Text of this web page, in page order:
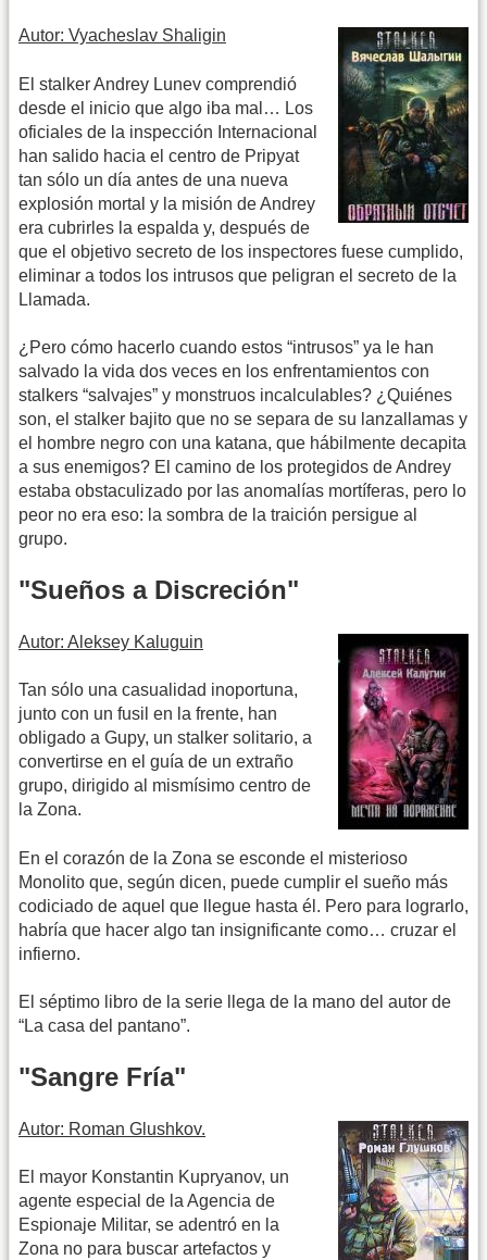
Autor: Vyacheslav Shaligin
El stalker Andrey Lunev comprendió
desde el inicio que algo iba mal… Los
oficiales de la inspección Internacional
han salido hacia el centro de Pripyat
tan sólo un día antes de una nueva
explosión mortal y la misión de Andrey
era cubrirles la espalda y, después de
que el objetivo secreto de los inspectores fuese cumplido,
eliminar a todos los intrusos que peligran el secreto de la
Llamada.
¿Pero cómo hacerlo cuando estos “intrusos” ya le han
salvado la vida dos veces en los enfrentamientos con
stalkers “salvajes” y monstruos incalculables? ¿Quiénes
son, el stalker bajito que no se separa de su lanzallamas y
el hombre negro con una katana, que hábilmente decapita
a sus enemigos? El camino de los protegidos de Andrey
estaba obstaculizado por las anomalías mortíferas, pero lo
peor no era eso: la sombra de la traición persigue al
grupo.
"Sueños a Discreción"
Autor: Aleksey Kaluguin
Tan sólo una casualidad inoportuna,
junto con un fusil en la frente, han
obligado a Gupy, un stalker solitario, a
convertirse en el guía de un extraño
grupo, dirigido al mismísimo centro de
la Zona.
En el corazón de la Zona se esconde el misterioso
Monolito que, según dicen, puede cumplir el sueño más
codiciado de aquel que llegue hasta él. Pero para lograrlo,
habría que hacer algo tan insignificante como… cruzar el
infierno.
El séptimo libro de la serie llega de la mano del autor de
“La casa del pantano”.
"Sangre Fría"
Autor: Roman Glushkov.
El mayor Konstantin Kupryanov, un
agente especial de la Agencia de
Espionaje Militar, se adentró en la
Zona no para buscar artefactos y